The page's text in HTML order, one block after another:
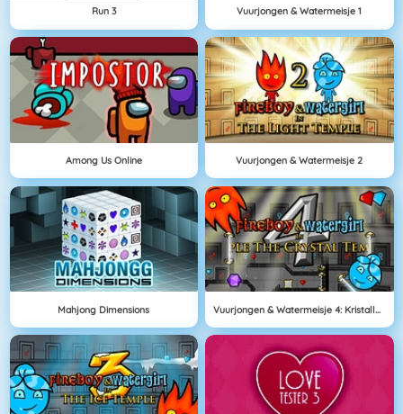
Run 3 Vuurjongen & Watermeisje 1
Among Us Online Vuurjongen & Watermeisje 2
Mahjong Dimensions Vuurjongen & Watermeisje 4: Kristallen Tempel